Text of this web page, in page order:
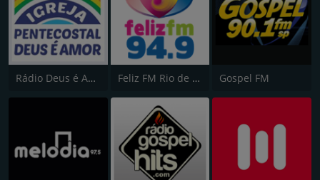
Rádio Deus é Amor Feliz FM Rio de Janeiro Gospel FM